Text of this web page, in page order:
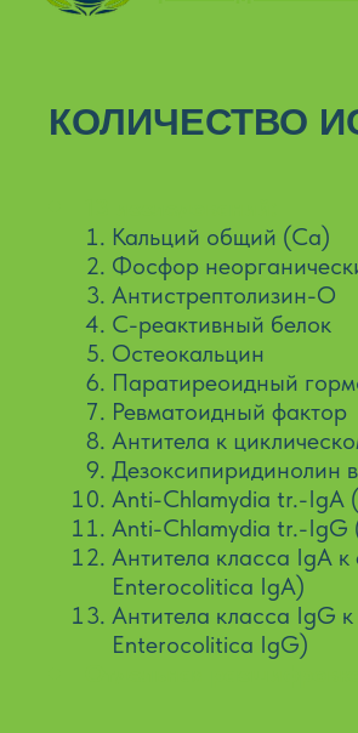
Кальций общий (Ca)
Фосфор
Антистрептолизин-О
С-реактивный белок
Остеокальцин
Паратиреоидный
Ревматоидный фактор
Антитела к
Anti-Chlamydia tr.-IgA
Anti-Chlamydia tr.-IgG
Антитела класса IgA
Enterocolitica IgA)
Антитела класса IgG
Enterocolitica IgG)
КОЛИЧЕСТВО